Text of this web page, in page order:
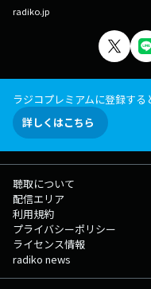
radiko.jp
ラジコプレミアムに登録す
詳しくはこちら
聴取について
配信エリア
利用規約
プライバシーポリシー
ライセンス情報
radiko news